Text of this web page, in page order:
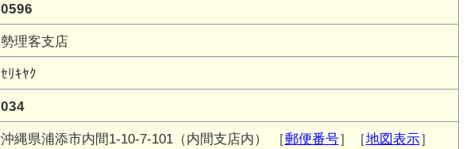
0596
勢理客支店
ｾﾘｷﾔｸ
034
沖縄県浦添市内間1-10-7-101（内間支店内） ［郵便番号］［地図表示］